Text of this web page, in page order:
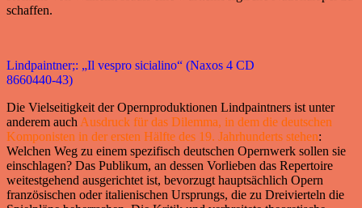
schaffen.
Lindpaintner;: „Il vespro sicialino“ (Naxos 4 CD
8660440-43)
Die Vielseitigkeit der Opernproduktionen Lindpaintners ist unter
anderem auch Ausdruck für das Dilemma, in dem die deutschen
Komponisten in der ersten Hälfte des 19. Jahrhunderts stehen:
Welchen Weg zu einem spezifisch deutschen Opernwerk sollen sie
einschlagen? Das Publikum, an dessen Vorlieben das Repertoire
weitestgehend ausgerichtet ist, bevorzugt hauptsächlich Opern
französischen oder italienischen Ursprungs, die zu Dreivierteln die